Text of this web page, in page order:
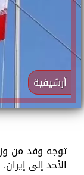
أرشيفية
توجه وفد من
الأحد إلى إيران.